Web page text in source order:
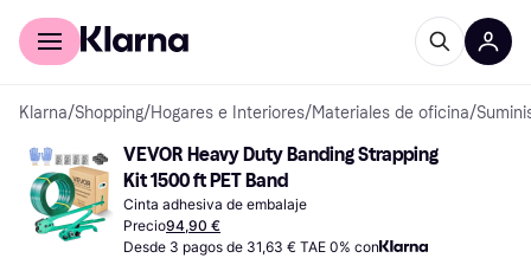
Comprar con Klarna
Klarna/Shopping/Hogares e Interiores/Materiales de oficina/
VEVOR Heavy Duty Banding Strapping
Kit 1500 ft PET Band
Cinta adhesiva de embalaje
Precio94,90 €
Desde 3 pagos de 31,63 € TAE 0% con